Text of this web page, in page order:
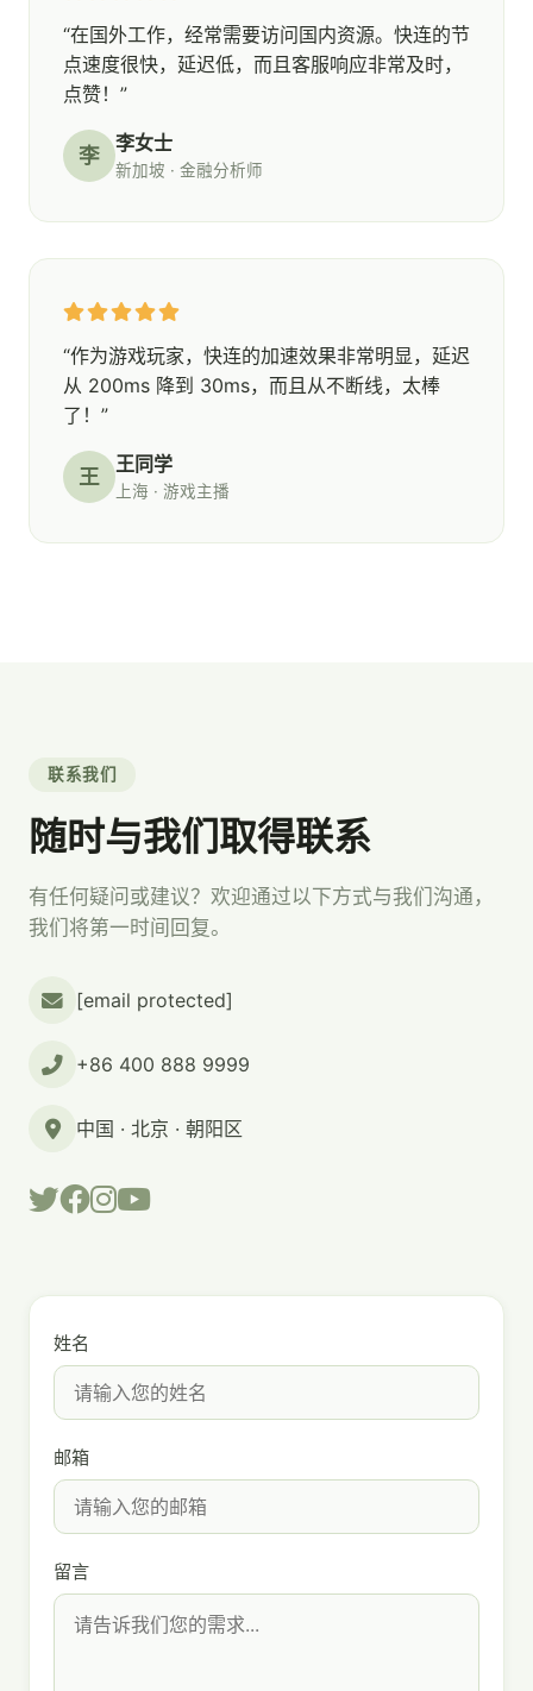
“在国外工作，经常需要访问国内资源。快连的节
点速度很快，延迟低，而且客服响应非常及时，
点赞！”
李 李女士
新加坡 · 金融分析师
“作为游戏玩家，快连的加速效果非常明显，延迟
从 200ms 降到 30ms，而且从不断线，太棒
了！”
王 王同学
上海 · 游戏主播
联系我们
随时与我们取得联系
有任何疑问或建议？欢迎通过以下方式与我们沟通，
我们将第一时间回复。
[email protected]
+86 400 888 9999
中国 · 北京 · 朝阳区
姓名
邮箱
留言